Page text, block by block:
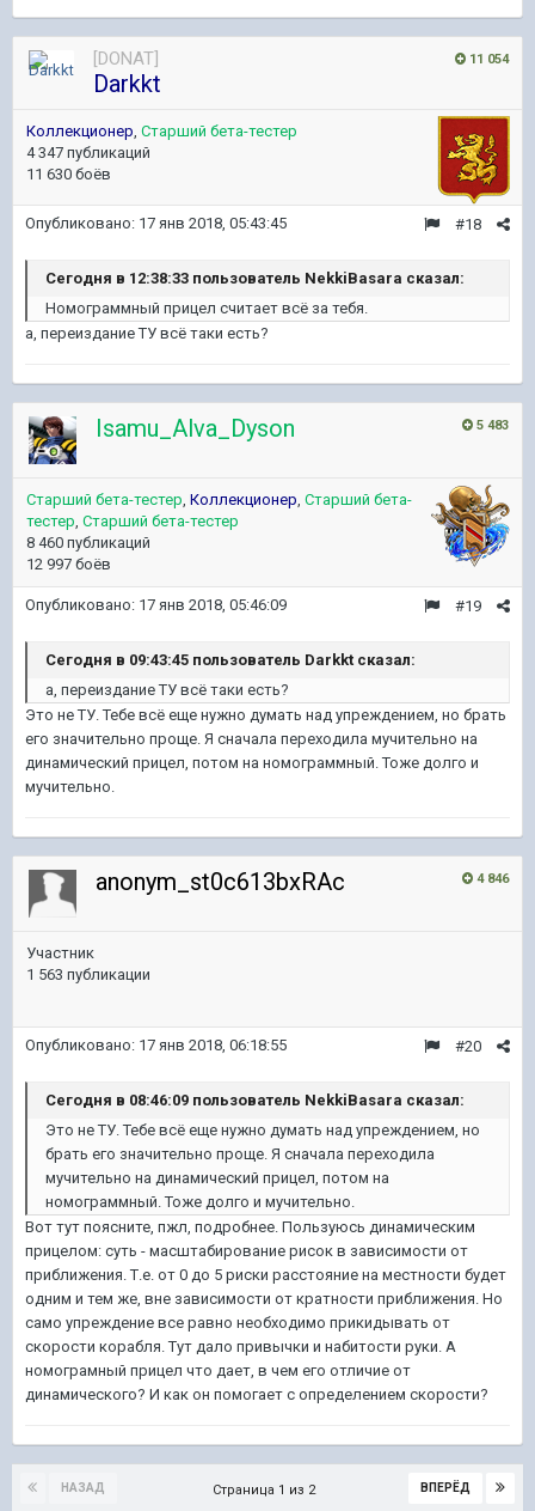
11 054
[DONAT]
Darkkt
Коллекционер, Старший бета-тестер
4 347 публикаций
11 630 боёв
#18
Опубликовано: 17 янв 2018, 05:43:45
Сегодня в 12:38:33 пользователь NekkiBasara сказал:
Номограммный прицел считает всё за тебя.
а, переиздание ТУ всё таки есть?
5 483
Isamu_Alva_Dyson
Старший бета-тестер, Коллекционер, Старший бета-
тестер, Старший бета-тестер
8 460 публикаций
12 997 боёв
#19
Опубликовано: 17 янв 2018, 05:46:09
Сегодня в 09:43:45 пользователь Darkkt сказал:
а, переиздание ТУ всё таки есть?
Это не ТУ. Тебе всё еще нужно думать над упреждением, но брать
его значительно проще. Я сначала переходила мучительно на
динамический прицел, потом на номограммный. Тоже долго и
мучительно.
4 846
anonym_st0c613bxRAc
Участник
1 563 публикации
#20
Опубликовано: 17 янв 2018, 06:18:55
Сегодня в 08:46:09 пользователь NekkiBasara сказал:
Это не ТУ. Тебе всё еще нужно думать над упреждением, но
брать его значительно проще. Я сначала переходила
мучительно на динамический прицел, потом на
номограммный. Тоже долго и мучительно.
Вот тут поясните, пжл, подробнее. Пользуюсь динамическим
прицелом: суть - масштабирование рисок в зависимости от
приближения. Т.е. от 0 до 5 риски расстояние на местности будет
одним и тем же, вне зависимости от кратности приближения. Но
само упреждение все равно необходимо прикидывать от
скорости корабля. Тут дало привычки и набитости руки. А
номограмный прицел что дает, в чем его отличие от
динамического? И как он помогает с определением скорости?
НАЗАД ВПЕРЁД
Страница 1 из 2